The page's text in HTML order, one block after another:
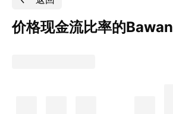
价格现金流比率的Bawan